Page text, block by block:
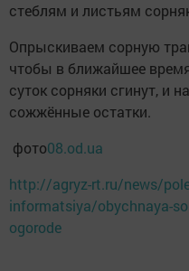
стеблям и листьям
Опрыскиваем сорную
чтобы в ближайшее
суток сорняки сгинут, и
сожжённые остатки.
фото08.od.ua
http://agryz-rt.ru/news/
informatsiya/obychnaya-
ogorode